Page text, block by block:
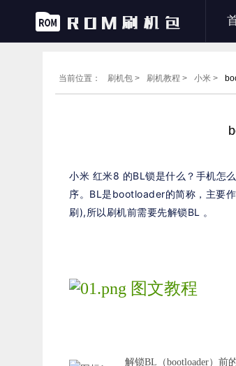
当前位置： 刷机包 > 刷机教程 > 小米 >
小米 红米8 的BL锁是什么？手机怎
序。BL是bootloader的简称，主要
刷),所以刷机前需要先解锁BL 。
图文教程
解锁BL（bootloader）前